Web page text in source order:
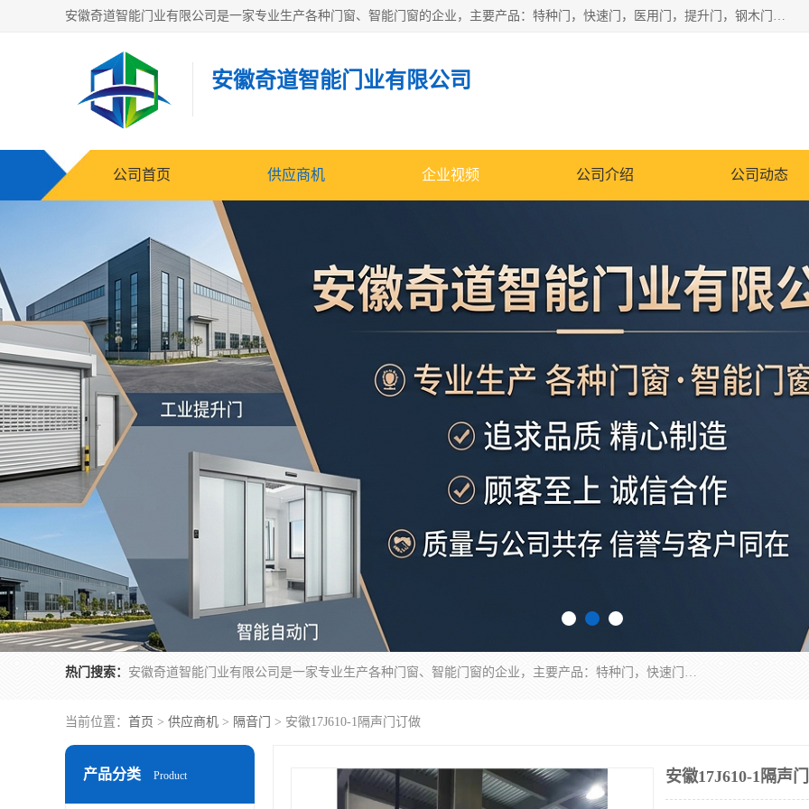
安徽奇道智能门业有限公司是一家专业生产各种门窗、智能门窗的企业，主要产品：特种门，快速门，医用门，提升门，钢木门，智能道闸，钢大门，平移门，卷帘门，保温门，钢制自由门，防火门等，欢迎前来咨询采购。
安徽奇道智能门业有限公司
公司首页 供应商机 企业视频 公司介绍 公司动态
热门搜索： 安徽奇道智能门业有限公司是一家专业生产各种门窗、智能门窗的企业，主要产品：特种门，快速门，医用门，提升门，钢木门，智能道闸，钢大门，平移门，卷帘门，保温门，钢制自由门，防火门等，欢迎前来咨询采购。
当前位置： 首页 > 供应商机 > 隔音门 > 安徽17J610-1隔声门订做
产品分类 Product 安徽17J610-1隔声